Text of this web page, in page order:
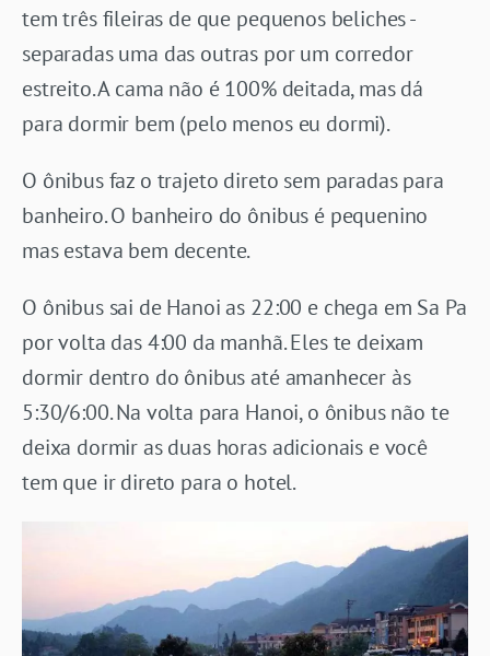
tem três fileiras de que pequenos beliches -
separadas uma das outras por um corredor
estreito. A cama não é 100% deitada, mas dá
para dormir bem (pelo menos eu dormi).
O ônibus faz o trajeto direto sem paradas para
banheiro. O banheiro do ônibus é pequenino
mas estava bem decente.
O ônibus sai de Hanoi as 22:00 e chega em Sa Pa
por volta das 4:00 da manhã. Eles te deixam
dormir dentro do ônibus até amanhecer às
5:30/6:00. Na volta para Hanoi, o ônibus não te
deixa dormir as duas horas adicionais e você
tem que ir direto para o hotel.